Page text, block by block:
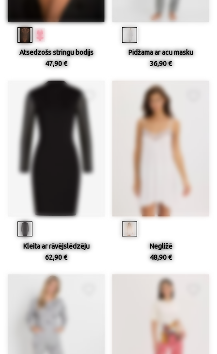
Atsedzošs stringu bodijs
47,90 €
Pidžama ar acu masku
36,90 €
Kleita ar rāvējslēdzēju
62,90 €
Negližē
48,90 €